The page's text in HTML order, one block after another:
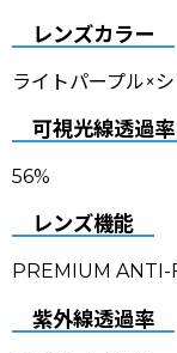
レンズカラー
ライトパープル×
可視光線透過率
56%
レンズ機能
PREMIUM ANTI-
紫外線透過率